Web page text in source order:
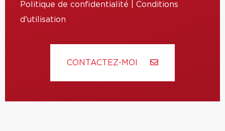
Politique de confidentialité
Conditions
d'utilisation
CONTACTEZ-MOI